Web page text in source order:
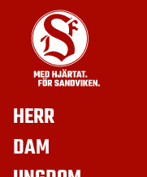
HERR
DAM